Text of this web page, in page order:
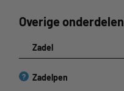
Overige onderdelen
Zadel
Zadelpen
?